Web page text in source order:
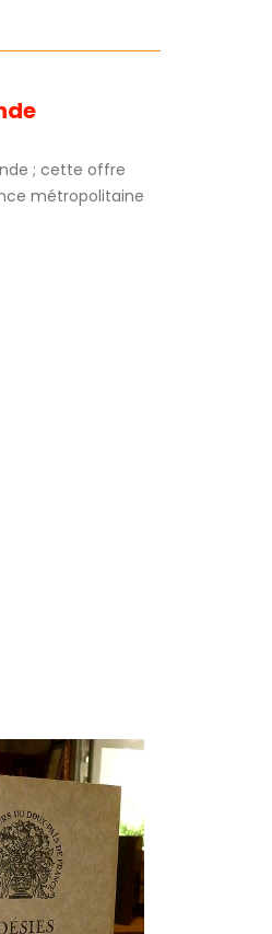
; cette offre
métropolitaine